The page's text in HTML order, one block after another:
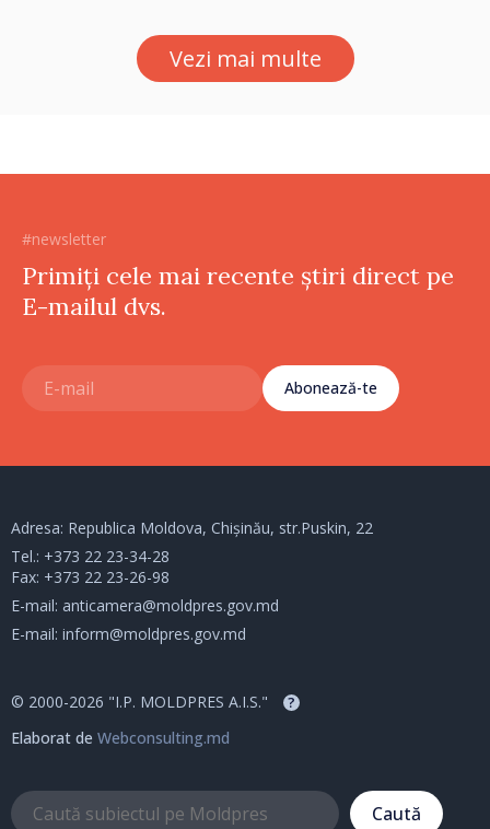
Vezi mai multe
#newsletter
Primiți cele mai recente știri direct pe
E-mailul dvs.
Abonează-te
Adresa: Republica Moldova, Chișinău, str.Puskin, 22
Tel.: +373 22 23-34-28
Fax: +373 22 23-26-98
E-mail: anticamera@moldpres.gov.md
E-mail: inform@moldpres.gov.md
© 2000-2026 "I.P. MOLDPRES A.I.S." ?
Elaborat de Webconsulting.md
Caută